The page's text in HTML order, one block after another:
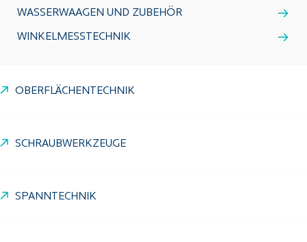
WASSERWAAGEN UND ZUBEHÖR
WINKELMESSTECHNIK
OBERFLÄCHENTECHNIK
SCHRAUBWERKZEUGE
SPANNTECHNIK